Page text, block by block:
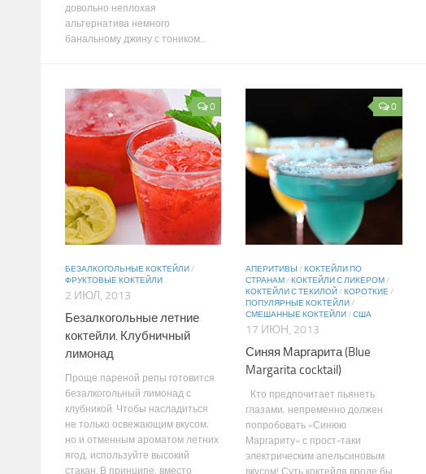
довольно неплохая
альтернатива немного
банальному джину с тоником....
0
БЕЗАЛКОГОЛЬНЫЕ КОКТЕЙЛИ/
ФРУКТОВЫЕ КОКТЕЙЛИ
2 ИЮЛ, 2013
Безалкогольные летние
коктейли. Клубничный
лимонад
Проще пареной репы готовится
безалкогольный лимонад с
клубникой. Чтобы насладиться
не только освежающим вкусом,
но и отменным ароматом летних
ягод, используйте высокий
стакан. В принципе, вместо
0
АПЕРИТИВЫ /КОКТЕЙЛИ ПО
СТРАНАМ/КОКТЕЙЛИ С ЛИКЕРОМ/
КОКТЕЙЛИ С ТЕКИЛОЙ/КОРОТКИЕ/
ПОПУЛЯРНЫЕ КОКТЕЙЛИ/
СМЕШАННЫЕ КОКТЕЙЛИ/США
17 ИЮН, 2013
Синяя Маргарита (Blue
Margarita cocktail)
Кто предпочитает пьянеть
глазами, непременно должен
попробовать «Синюю
Маргариту» с прост-таки
электрическим апельсиновым
вкусом! Суть коктейля вроде бы